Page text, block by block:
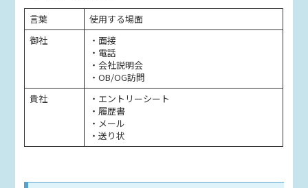
言葉
使用する場面
御社
・面接
・電話
・会社説明会
・OB/OG訪問
貴社
・エントリーシート
・履歴書
・メール
・送り状